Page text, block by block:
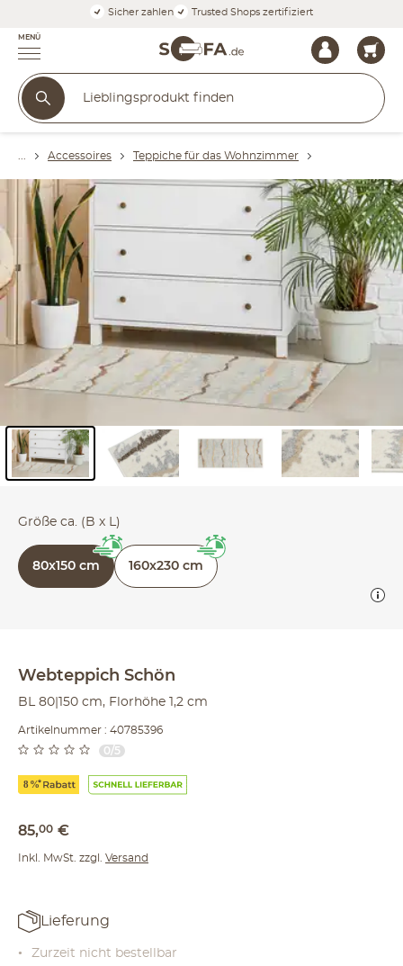
Sicher zahlen Trusted Shops zertifiziert
MENÜ
Accessoires Teppiche für das Wohnzimmer
Webteppich Schön
BL 80|150 cm, Florhöhe 1,2 cm
Artikelnummer : 40785396
0/5
85,00 €
Inkl. MwSt. zzgl. Versand
Größe ca. (B x L)
80x150 cm 160x230 cm
Lieferung
Zurzeit nicht bestellbar